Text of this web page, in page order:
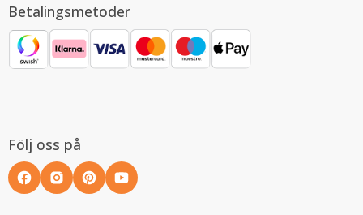
Betalingsmetoder
Följ oss på